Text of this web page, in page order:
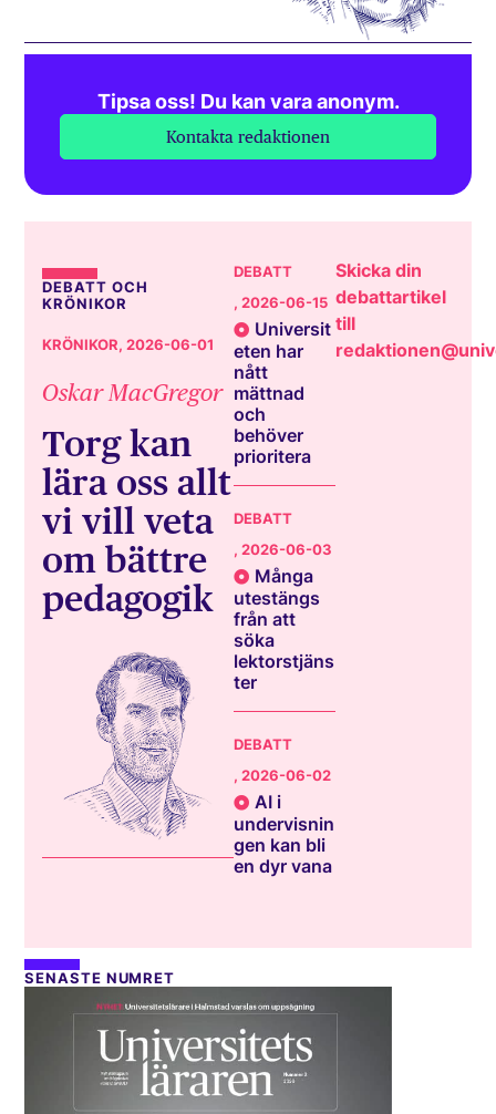
Tipsa oss! Du kan vara anonym.
Kontakta redaktionen
DEBATT OCH
KRÖNIKOR
KRÖNIKOR, 2026-06-01
Oskar MacGregor
Torg kan
lära oss allt
vi vill veta
om bättre
pedagogik
DEBATT
, 2026-06-15
Universit
eten har
nått
mättnad
och
behöver
prioritera
DEBATT
, 2026-06-03
Många
utestängs
från att
söka
lektorstjäns
ter
DEBATT
, 2026-06-02
AI i
undervisnin
gen kan bli
en dyr vana
Skicka din
debattartikel
till
SENASTE NUMRET